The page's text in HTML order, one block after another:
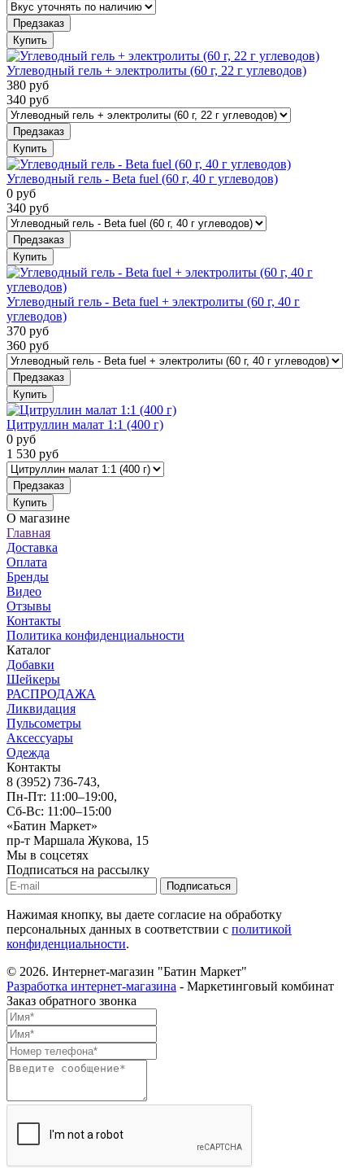
Предзаказ
Купить
Углеводный гель + электролиты (60 г, 22 г углеводов)
380 руб
340 руб
Предзаказ
Купить
Углеводный гель - Beta fuel (60 г, 40 г углеводов)
0 руб
340 руб
Предзаказ
Купить
Углеводный гель - Beta fuel + электролиты (60 г, 40 г
углеводов)
370 руб
360 руб
Предзаказ
Купить
Цитруллин малат 1:1 (400 г)
0 руб
1 530 руб
Предзаказ
Купить
О магазине
Главная
Доставка
Оплата
Бренды
Видео
Отзывы
Контакты
Политика конфиденциальности
Каталог
Добавки
Шейкеры
РАСПРОДАЖА
Ликвидация
Пульсометры
Аксессуары
Одежда
Контакты
8 (3952) 736-743,
Пн-Пт: 11:00–19:00,
Сб-Вс: 11:00–15:00
«Батин Маркет»
пр-т Маршала Жукова, 15
Мы в соцсетях
Подписаться на рассылку
Нажимая кнопку, вы даете согласие на обработку
персональных данных в соответствии с политикой
конфиденциальности.
© 2026. Интернет-магазин "Батин Маркет"
Разработка интернет-магазина - Маркетинговый комбинат
Заказ обратного звонка